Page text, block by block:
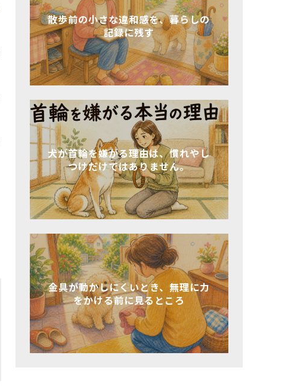
散歩前の小さな違和感を、暮らしの
記録に残す
犬が首輪を嫌がる理由は、慣れやし
つけだけではありません。
金具が動かしにくいとき、無理に力
をかける前に見るところ